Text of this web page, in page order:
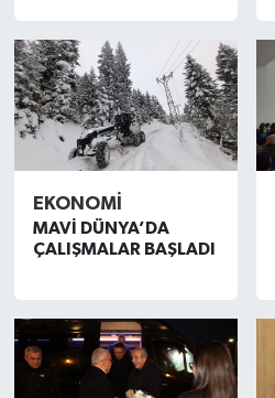
EKONOMİ
MAVİ DÜNYA’DA
ÇALIŞMALAR BAŞLADI
GÜNDEM
MAGAZİN
OTOMOBİL
SAGLIK
SPOR